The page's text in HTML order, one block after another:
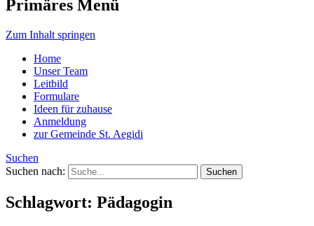
Primäres Menü
Zum Inhalt springen
Home
Unser Team
Leitbild
Formulare
Ideen für zuhause
Anmeldung
zur Gemeinde St. Aegidi
Suchen
Suchen nach:
Schlagwort: Pädagogin